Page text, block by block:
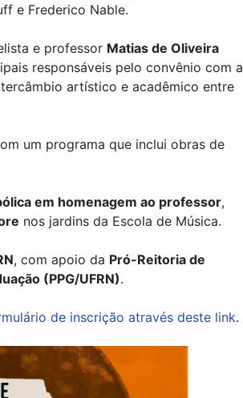
e Frederico Nable.
e professor Matias de Oliveira
responsáveis pelo convênio com a
artístico e acadêmico entre
um programa que inclui obras de
em homenagem ao professor,
nos jardins da Escola de Música.
, com apoio da Pró-Reitoria de
(PPG/UFRN).
de inscrição através deste link.